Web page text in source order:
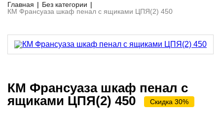
Главная | Без категории |
КМ Франсуаза шкаф пенал с ящиками ЦПЯ(2) 450
КМ Франсуаза шкаф пенал с
ящиками ЦПЯ(2) 450
Скидка 30%